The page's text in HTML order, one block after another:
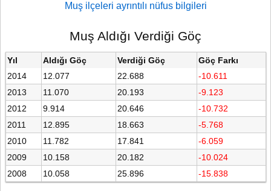
Muş ilçeleri ayrıntılı nüfus bilgileri
Muş Aldığı Verdiği Göç
Yıl Aldığı Göç Verdiği Göç
Göç Farkı
2014
12.077 22.688
-10.611
2013
11.070 20.193
-9.123
2012
9.914 20.646
-10.732
2011
12.895 18.663
-5.768
2010
11.782 17.841
-6.059
2009
10.158 20.182
-10.024
2008
10.058 25.896 -15.838